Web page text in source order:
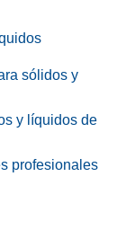
sólidos y
y líquidos de
profesionales